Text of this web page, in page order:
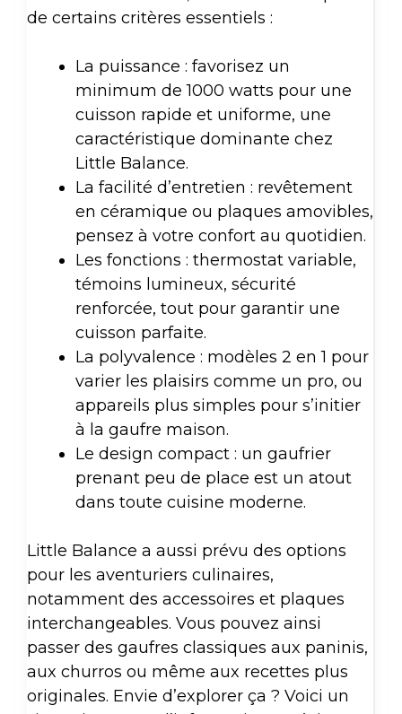
de certains critères essentiels :
La puissance : favorisez un
minimum de 1000 watts pour une
cuisson rapide et uniforme, une
caractéristique dominante chez
Little Balance.
La facilité d’entretien : revêtement
en céramique ou plaques amovibles,
pensez à votre confort au quotidien.
Les fonctions : thermostat variable,
témoins lumineux, sécurité
renforcée, tout pour garantir une
cuisson parfaite.
La polyvalence : modèles 2 en 1 pour
varier les plaisirs comme un pro, ou
appareils plus simples pour s’initier
à la gaufre maison.
Le design compact : un gaufrier
prenant peu de place est un atout
dans toute cuisine moderne.
Little Balance a aussi prévu des options
pour les aventuriers culinaires,
notamment des accessoires et plaques
interchangeables. Vous pouvez ainsi
passer des gaufres classiques aux paninis,
aux churros ou même aux recettes plus
originales. Envie d’explorer ça ? Voici un